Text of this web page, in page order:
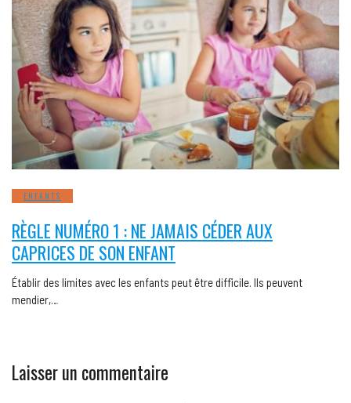
ENFANTS
RÈGLE NUMÉRO 1 : NE JAMAIS CÉDER AUX
CAPRICES DE SON ENFANT
Établir des limites avec les enfants peut être difficile. Ils peuvent
mendier,…
Laisser un commentaire